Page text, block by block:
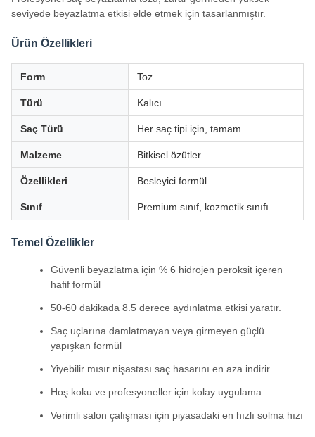
seviyede beyazlatma etkisi elde etmek için tasarlanmıştır.
Ürün Özellikleri
Form Toz
Türü Kalıcı
Saç Türü Her saç tipi için, tamam.
Malzeme Bitkisel özütler
Özellikleri Besleyici formül
Sınıf Premium sınıf, kozmetik sınıfı
Temel Özellikler
Güvenli beyazlatma için % 6 hidrojen peroksit içeren
hafif formül
50-60 dakikada 8.5 derece aydınlatma etkisi yaratır.
Saç uçlarına damlatmayan veya girmeyen güçlü
yapışkan formül
Yiyebilir mısır nişastası saç hasarını en aza indirir
Hoş koku ve profesyoneller için kolay uygulama
Verimli salon çalışması için piyasadaki en hızlı solma hızı